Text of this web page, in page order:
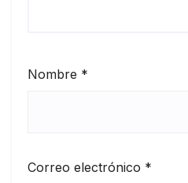
Nombre *
Correo electrónico *